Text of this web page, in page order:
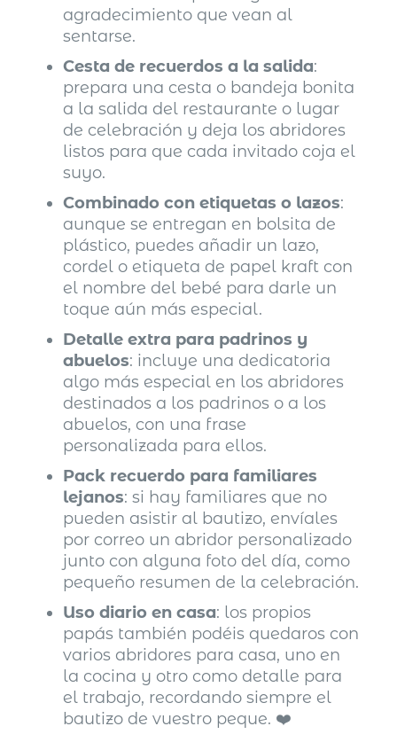
agradecimiento que vean al
sentarse.
Cesta de recuerdos a la salida:
prepara una cesta o bandeja bonita
a la salida del restaurante o lugar
de celebración y deja los abridores
listos para que cada invitado coja el
suyo.
Combinado con etiquetas o lazos:
aunque se entregan en bolsita de
plástico, puedes añadir un lazo,
cordel o etiqueta de papel kraft con
el nombre del bebé para darle un
toque aún más especial.
Detalle extra para padrinos y
abuelos: incluye una dedicatoria
algo más especial en los abridores
destinados a los padrinos o a los
abuelos, con una frase
personalizada para ellos.
Pack recuerdo para familiares
lejanos: si hay familiares que no
pueden asistir al bautizo, envíales
por correo un abridor personalizado
junto con alguna foto del día, como
pequeño resumen de la celebración.
Uso diario en casa: los propios
papás también podéis quedaros con
varios abridores para casa, uno en
la cocina y otro como detalle para
el trabajo, recordando siempre el
bautizo de vuestro peque. ❤️